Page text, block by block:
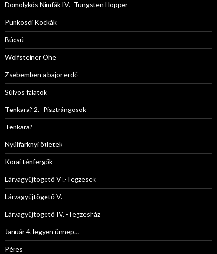
Domolykós Nimfák IV. -Tungsten Hopper
Pünkösdi Kockák
Búcsú
Wolfsteiner Ohe
Zsebemben a bajor erdő
Súlyos falatok
Tenkara? 2. -Pisztrángosok
Tenkara?
Nyúlfarknyi ötletek
Korai ténfergők
Lárvagyűjtögető VI.-Tegzesek
Lárvagyűjtögető V.
Lárvagyűjtögető IV. -Tegzesház
Január 4. legyen ünnep…
Péres